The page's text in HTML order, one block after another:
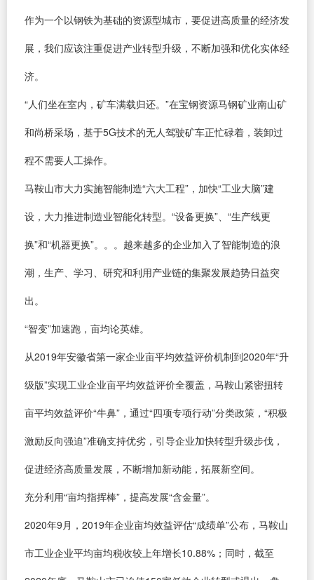
作为一个以钢铁为基础的资源型城市，要促进高质量的经济发
展，我们应该注重促进产业转型升级，不断加强和优化实体经
济。
“人们坐在室内，矿车满载归还。”在宝钢资源马钢矿业南山矿
和尚桥采场，基于5G技术的无人驾驶矿车正忙碌着，装卸过
程不需要人工操作。
马鞍山市大力实施智能制造“六大工程”，加快“工业大脑”建
设，大力推进制造业智能化转型。“设备更换”、“生产线更
换”和“机器更换”。。。越来越多的企业加入了智能制造的浪
潮，生产、学习、研究和利用产业链的集聚发展趋势日益突
出。
“智变”加速跑，亩均论英雄。
从2019年安徽省第一家企业亩平均效益评价机制到2020年“升
级版”实现工业企业亩平均效益评价全覆盖，马鞍山紧密扭转
亩平均效益评价“牛鼻”，通过“四项专项行动”分类政策，“积极
激励反向强迫”准确支持优劣，引导企业加快转型升级步伐，
促进经济高质量发展，不断增加新动能，拓展新空间。
充分利用“亩均指挥棒”，提高发展“含金量”。
2020年9月，2019年企业亩均效益评估“成绩单”公布，马鞍山
市工业企业平均亩均税收较上年增长10.88%；同时，截至